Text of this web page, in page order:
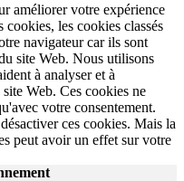
améliorer votre expérience
les cookies classés
navigateur car ils sont
site Web. Nous utilisons
à analyser et à
Web. Ces cookies ne
votre consentement.
ces cookies. Mais la
peut avoir un effet sur votre